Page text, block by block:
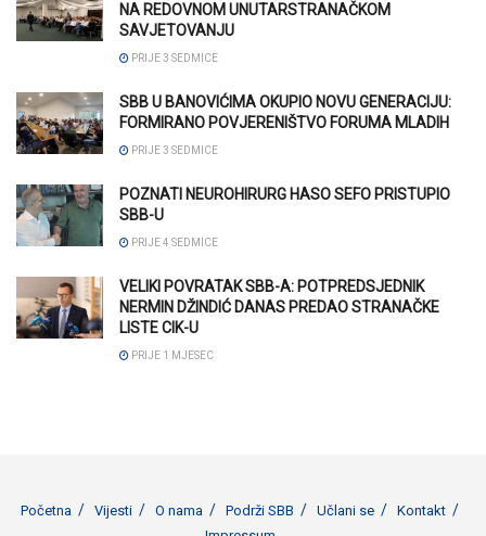
NA REDOVNOM UNUTARSTRANAČKOM
SAVJETOVANJU
PRIJE 3 SEDMICE
SBB U BANOVIĆIMA OKUPIO NOVU GENERACIJU:
FORMIRANO POVJERENIŠTVO FORUMA MLADIH
PRIJE 3 SEDMICE
POZNATI NEUROHIRURG HASO SEFO PRISTUPIO
SBB-U
PRIJE 4 SEDMICE
VELIKI POVRATAK SBB-A: POTPREDSJEDNIK
NERMIN DŽINDIĆ DANAS PREDAO STRANAČKE
LISTE CIK-U
PRIJE 1 MJESEC
Početna Vijesti O nama Podrži SBB Učlani se
Kontakt